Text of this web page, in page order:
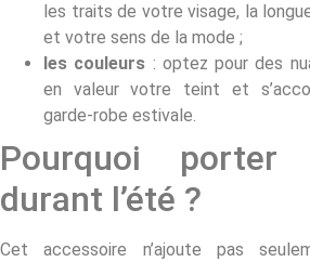
les traits de votre visage, la
et votre sens de la mode ;
les couleurs : optez pour des
en valeur votre teint et
garde-robe estivale.
Pourquoi
durant l’été ?
Cet accessoire n’ajoute pas